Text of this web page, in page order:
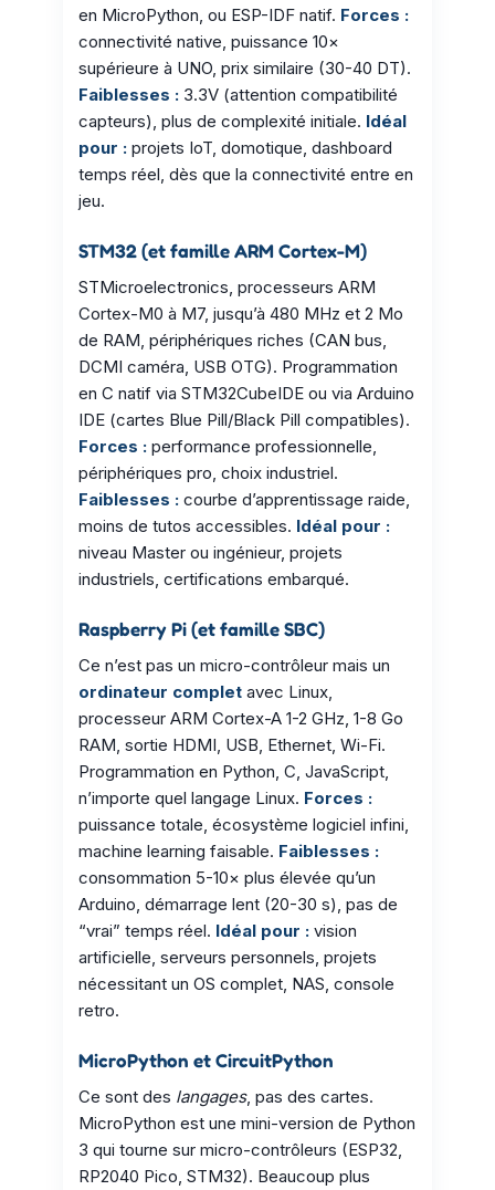
en MicroPython, ou ESP-IDF natif. Forces :
connectivité native, puissance 10×
supérieure à UNO, prix similaire (30-40 DT).
Faiblesses : 3.3V (attention compatibilité
capteurs), plus de complexité initiale. Idéal
pour : projets IoT, domotique, dashboard
temps réel, dès que la connectivité entre en
jeu.
STM32 (et famille ARM Cortex-M)
STMicroelectronics, processeurs ARM
Cortex-M0 à M7, jusqu’à 480 MHz et 2 Mo
de RAM, périphériques riches (CAN bus,
DCMI caméra, USB OTG). Programmation
en C natif via STM32CubeIDE ou via Arduino
IDE (cartes Blue Pill/Black Pill compatibles).
Forces : performance professionnelle,
périphériques pro, choix industriel.
Faiblesses : courbe d’apprentissage raide,
moins de tutos accessibles. Idéal pour :
niveau Master ou ingénieur, projets
industriels, certifications embarqué.
Raspberry Pi (et famille SBC)
Ce n’est pas un micro-contrôleur mais un
ordinateur complet avec Linux,
processeur ARM Cortex-A 1-2 GHz, 1-8 Go
RAM, sortie HDMI, USB, Ethernet, Wi-Fi.
Programmation en Python, C, JavaScript,
n’importe quel langage Linux. Forces :
puissance totale, écosystème logiciel infini,
machine learning faisable. Faiblesses :
consommation 5-10× plus élevée qu’un
Arduino, démarrage lent (20-30 s), pas de
“vrai” temps réel. Idéal pour : vision
artificielle, serveurs personnels, projets
nécessitant un OS complet, NAS, console
retro.
MicroPython et CircuitPython
Ce sont des langages, pas des cartes.
MicroPython est une mini-version de Python
3 qui tourne sur micro-contrôleurs (ESP32,
RP2040 Pico, STM32). Beaucoup plus